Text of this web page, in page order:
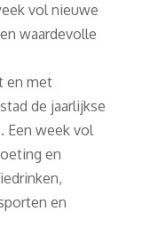
vol nieuwe
waardevolle
en met
de jaarlijkse
Een week vol
en
en